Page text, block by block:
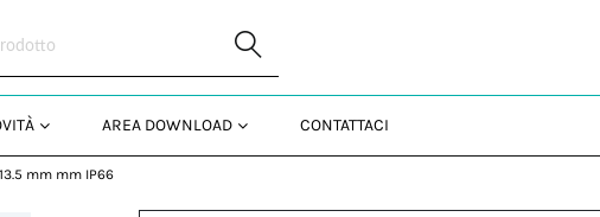
AREA DOWNLOAD CONTATTACI
mm mm IP66